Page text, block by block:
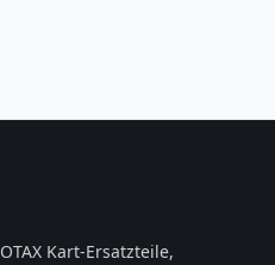
Kart-Ersatzteile,